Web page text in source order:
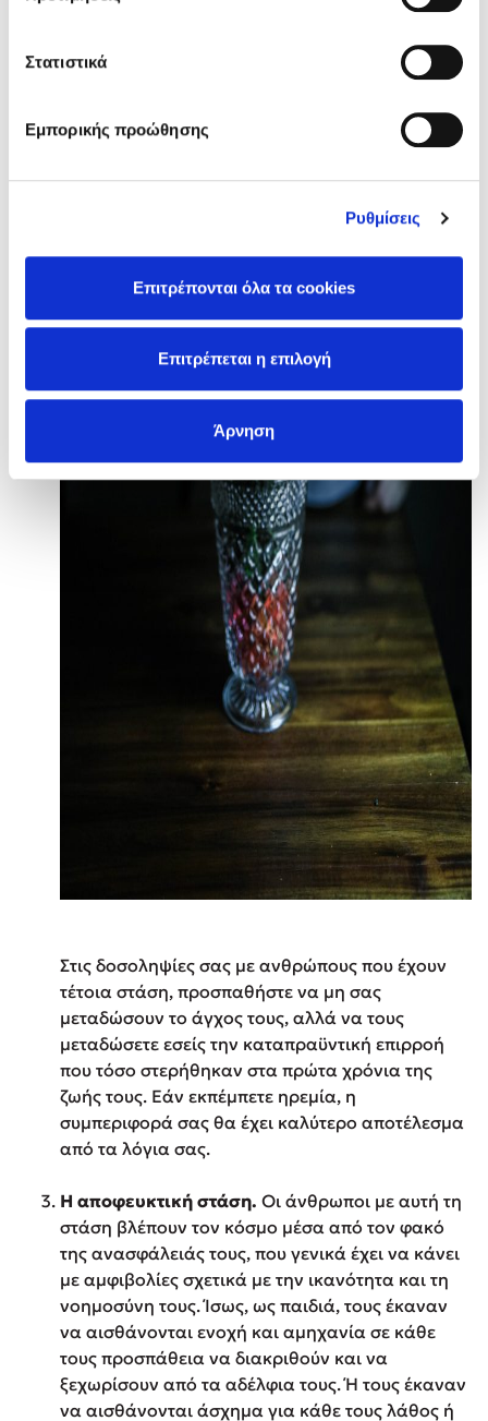
Στατιστικά
Εμπορικής προώθησης
Ρυθμίσεις
Επιτρέπονται όλα τα cookies
Επιτρέπεται η επιλογή
Άρνηση
Στις δοσοληψίες σας με ανθρώπους που έχουν
τέτοια στάση, προσπαθήστε να μη σας
μεταδώσουν το άγχος τους, αλλά να τους
μεταδώσετε εσείς την καταπραϋντική επιρροή
που τόσο στερήθηκαν στα πρώτα χρόνια της
ζωής τους. Εάν εκπέμπετε ηρεμία, η
συμπεριφορά σας θα έχει καλύτερο αποτέλεσμα
από τα λόγια σας.
Η αποφευκτική στάση. Οι άνθρωποι με αυτή τη
στάση βλέπουν τον κόσμο μέσα από τον φακό
της ανασφάλειάς τους, που γενικά έχει να κάνει
με αμφιβολίες σχετικά με την ικανότητα και τη
νοημοσύνη τους. Ίσως, ως παιδιά, τους έκαναν
να αισθάνονται ενοχή και αμηχανία σε κάθε
τους προσπάθεια να διακριθούν και να
ξεχωρίσουν από τα αδέλφια τους. Ή τους έκαναν
να αισθάνονται άσχημα για κάθε τους λάθος ή